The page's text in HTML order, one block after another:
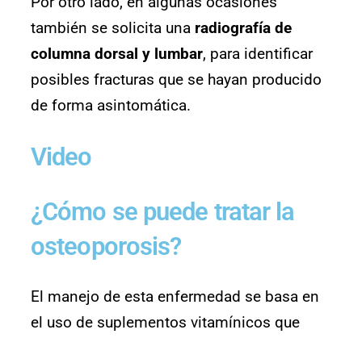
también se solicita una radiografía de
columna dorsal y lumbar, para identificar
posibles fracturas que se hayan producido
de forma asintomática.
Video
¿Cómo se puede tratar la
osteoporosis?
El manejo de esta enfermedad se basa en
el uso de suplementos vitamínicos que